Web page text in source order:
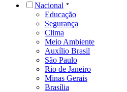
Nacional
Educação
Segurança
Clima
Meio Ambiente
Auxílio Brasil
São Paulo
Rio de Janeiro
Minas Gerais
Brasília